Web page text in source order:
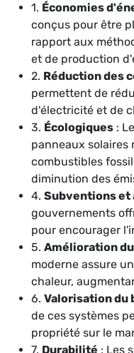
1. Économies
conçus pour être
rapport aux
et de production
2. Réduction des
permettent de
d'électricité et de
3. Écologiques :
panneaux solaires
combustibles
diminution des
4. Subventions et
gouvernements
pour encourager
5. Amélioration
moderne assure
chaleur,
6. Valorisation du
de ces systèmes
propriété sur le
7. Durabilité : Les